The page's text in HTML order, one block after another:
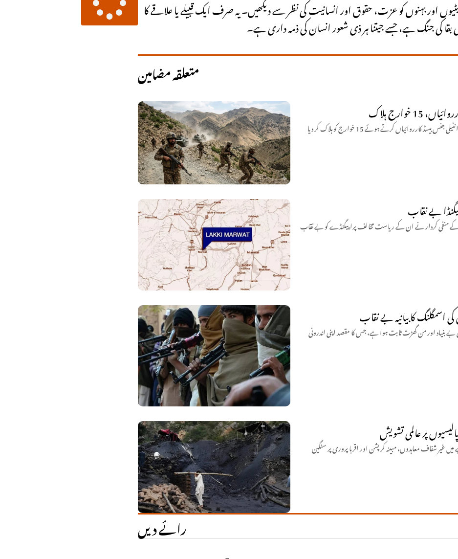
اور بہنوں کو عزت، حقوق اور انسانیت کی نظر سے دیکھیں۔ یہ صرف ایک قبیلے یا علاقے کا
کی جنگ ہے، جسے جیتنا ہر ذی شعور انسان کی ذمہ داری ہے۔
متعلقہ مضامین
سیکیورٹی فورسز نے بلوچستان میں آپریشن ردالفتنہ 3 کے تحت مختلف اضلاع میں انٹیلی جنس بیسڈ کارروائیاں کرتے ہوئے 15 خوارج کو ہلاک کر دیا
بے نقاب
کے منفی کردار نے ان کے ریاست مخالف پراپیگنڈے کو بے نقاب
کا بیانیہ بے نقاب
کی اسمگلنگ کا دعویٰ بے بنیاد اور من گھڑت ثابت ہوا ہے، جس کا مقصد اپنی اندرونی
پر عالمی تشویش
غیر شفاف معاہدوں، مبینہ کرپشن اور اقربا پروری پر سنگین
رائے دیں